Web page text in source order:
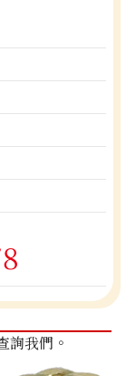
詢我們。